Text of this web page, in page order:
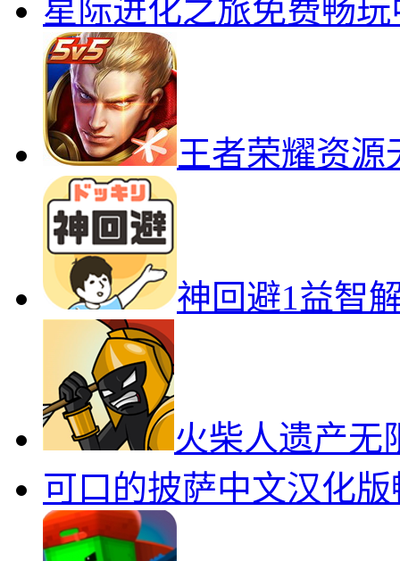
星际进化之旅免费畅
王者荣耀资源
神回避1益智
火柴人遗产无
可口的披萨中文汉化版